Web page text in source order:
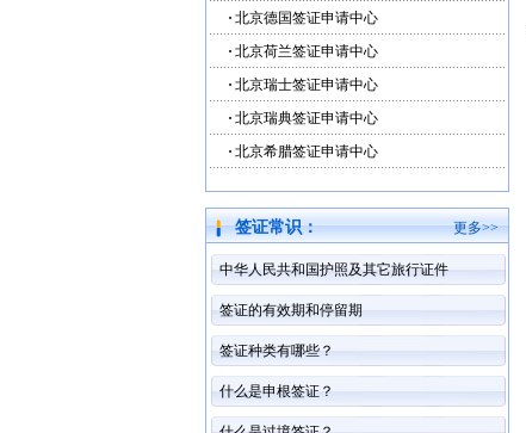
北京德国签证申请中心
北京荷兰签证申请中心
北京瑞士签证申请中心
北京瑞典签证申请中心
北京希腊签证申请中心
签证常识： 更多>>
中华人民共和国护照及其它旅行证件
签证的有效期和停留期
签证种类有哪些？
什么是申根签证？